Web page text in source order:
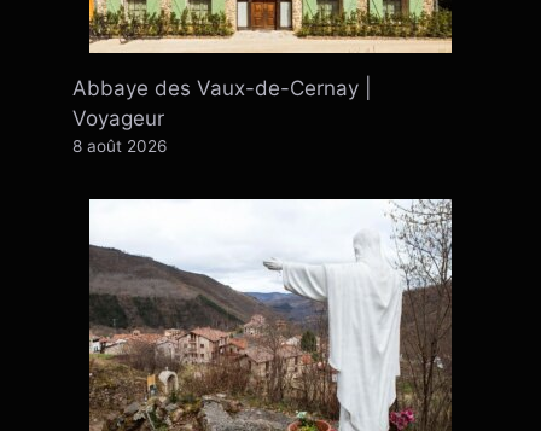
Abbaye des Vaux-de-Cernay |
Voyageur
8 août 2026